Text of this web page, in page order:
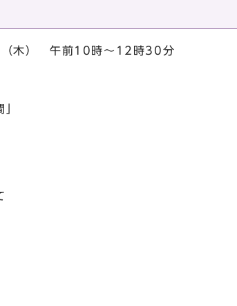
木） 午前10時～12時30分
ついて